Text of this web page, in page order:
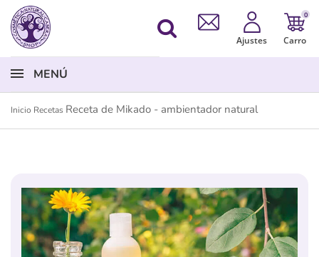
Ajustes
0
Carro
MENÚ
Inicio Recetas Receta de Mikado - ambientador natural